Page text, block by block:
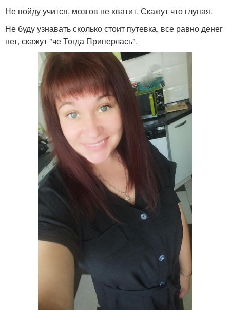
Не пойду учится, мозгов не хватит. Скажут что глупая.
Не буду узнавать сколько стоит путевка, все равно денег
нет, скажут "че Тогда Приперлась".